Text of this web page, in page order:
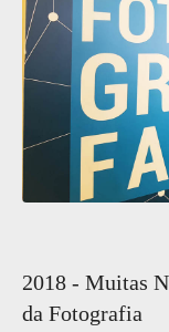
2018 - Muitas
da Fotografia